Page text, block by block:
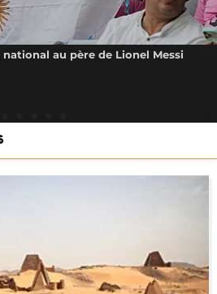
au père de Lionel Messi